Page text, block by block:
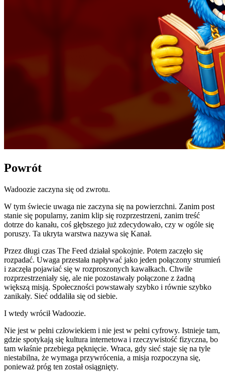
Powrót
Wadoozie zaczyna się od zwrotu.
W tym świecie uwaga nie zaczyna się na powierzchni. Zanim post
stanie się popularny, zanim klip się rozprzestrzeni, zanim treść
dotrze do kanału, coś głębszego już zdecydowało, czy w ogóle się
poruszy. Ta ukryta warstwa nazywa się Kanał.
Przez długi czas The Feed działał spokojnie. Potem zaczęło się
rozpadać. Uwaga przestała napływać jako jeden połączony strumień
i zaczęła pojawiać się w rozproszonych kawałkach. Chwile
rozprzestrzeniały się, ale nie pozostawały połączone z żadną
większą misją. Społeczności powstawały szybko i równie szybko
zanikały. Sieć oddaliła się od siebie.
I wtedy wrócił Wadoozie.
Nie jest w pełni człowiekiem i nie jest w pełni cyfrowy. Istnieje tam,
gdzie spotykają się kultura internetowa i rzeczywistość fizyczna, bo
tam właśnie przebiega pęknięcie. Wraca, gdy sieć staje się na tyle
niestabilna, że ​​wymaga przywrócenia, a misja rozpoczyna się,
ponieważ próg ten został osiągnięty.